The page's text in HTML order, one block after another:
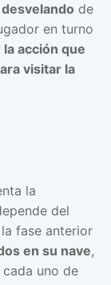
desvelando de
en turno
acción que
visitar la
la
del
fase anterior
en su nave,
uno de